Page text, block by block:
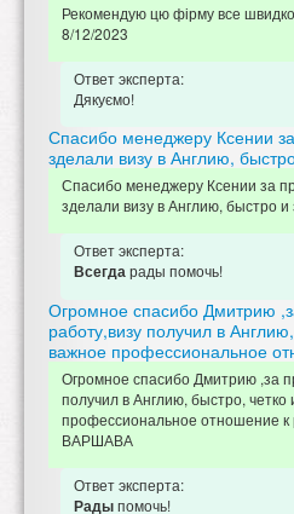
Рекомендую цю фірму все
8/12/2023
Ответ эксперта:
Дякуємо!
Спасибо менеджеру Ксении
зделали визу в Англию,
Спасибо менеджеру Ксении за
зделали визу в Англию, быстро и
Ответ эксперта:
Всегдарады помочь!
Огромное спасибо Дмитрию
работу,визу получил в
важное профессиональное
Огромное спасибо Дмитрию ,за
получил в Англию, быстро,
профессиональное отношение к
ВАРШАВА
Ответ эксперта:
Радыпомочь!